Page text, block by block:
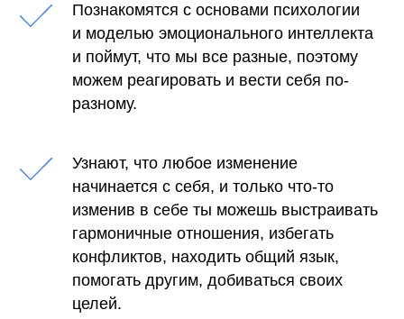
Познакомятся с основами психологии
и моделью эмоционального интеллекта
и поймут, что мы все разные, поэтому
можем реагировать и вести себя по-
разному.
Узнают, что любое изменение
начинается с себя, и только что-то
изменив в себе ты можешь выстраивать
гармоничные отношения, избегать
конфликтов, находить общий язык,
помогать другим, добиваться своих
целей.